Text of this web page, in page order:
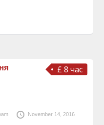
£ 8 час
November 14, 2016